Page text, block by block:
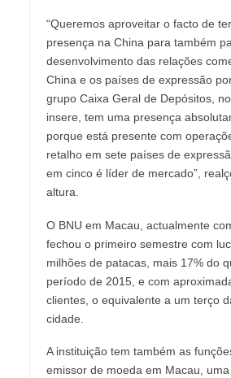
“Queremos aproveitar o facto de
presença na China para também
desenvolvimento das relações
China e os países de expressão
grupo Caixa Geral de Depósitos,
insere, tem uma presença
porque está presente com
retalho em sete países de
em cinco é líder de mercado”,
altura.
O BNU em Macau, actualmente
fechou o primeiro semestre com
milhões de patacas, mais 17% do
período de 2015, e com
clientes, o equivalente a um terço
cidade.
A instituição tem também as
emissor de moeda em Macau,